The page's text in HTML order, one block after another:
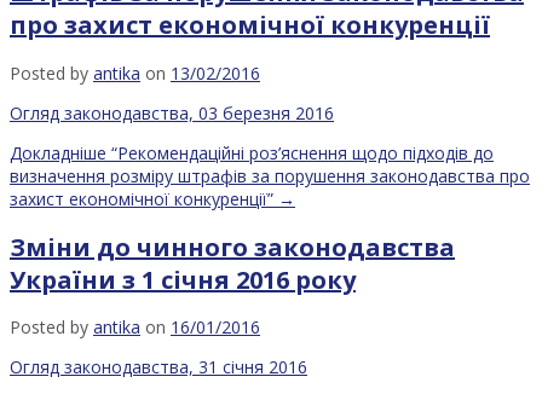
про захист економічної конкуренції
Posted by antika on 13/02/2016
Огляд законодавства, 03 березня 2016
Докладніше “Рекомендаційні роз’яснення щодо підходів до
визначення розміру штрафів за порушення законодавства про
захист економічної конкуренції” →
Зміни до чинного законодавства
України з 1 січня 2016 року
Posted by antika on 16/01/2016
Огляд законодавства, 31 січня 2016